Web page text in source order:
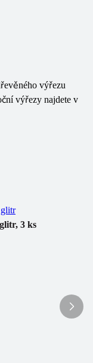
výřezu
výřezy najdete v
3 ks